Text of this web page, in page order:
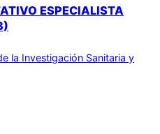
ESPECIALISTA
la Investigación Sanitaria y